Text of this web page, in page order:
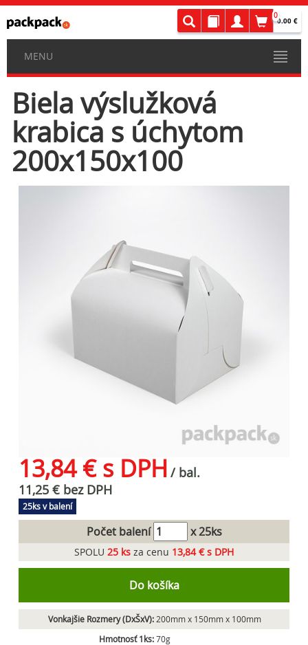
0
0.00 €
MENU
Biela výslužková
krabica s úchytom
200x150x100
13,84 € s DPH / bal.
11,25 € bez DPH
25ks v balení
Počet balení x 25ks
SPOLU 25 ks za cenu 13,84 € s DPH
Do košíka
Vonkajšie Rozmery (DxŠxV): 200mm x 150mm x 100mm
Hmotnosť 1ks:70g